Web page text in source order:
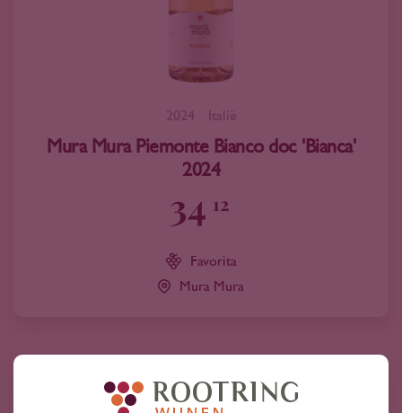
2024 Italië
Mura Mura Piemonte Bianco doc 'Bianca'
2024
34 12
Favorita
Mura Mura